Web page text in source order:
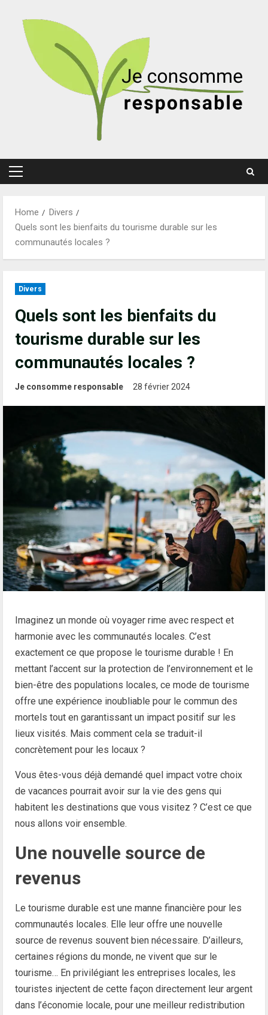
content
Primary
Home
Divers
Quels sont les bienfaits du tourisme durable sur les
communautés locales ?
Divers
Quels sont les bienfaits du
tourisme durable sur les
communautés locales ?
Je consomme responsable 28 février 2024
Imaginez un monde où voyager rime avec respect et
harmonie avec les communautés locales. C’est
exactement ce que propose le tourisme durable ! En
mettant l’accent sur la protection de l’environnement et le
bien-être des populations locales, ce mode de tourisme
offre une expérience inoubliable pour le commun des
mortels tout en garantissant un impact positif sur les
lieux visités. Mais comment cela se traduit-il
concrètement pour les locaux ?
Vous êtes-vous déjà demandé quel impact votre choix
de vacances pourrait avoir sur la vie des gens qui
habitent les destinations que vous visitez ? C’est ce que
nous allons voir ensemble.
Une nouvelle source de
revenus
Le tourisme durable est une manne financière pour les
communautés locales. Elle leur offre une nouvelle
source de revenus souvent bien nécessaire. D’ailleurs,
certaines régions du monde, ne vivent que sur le
tourisme… En privilégiant les entreprises locales, les
touristes injectent de cette façon directement leur argent
dans l’économie locale, pour une meilleur redistribution